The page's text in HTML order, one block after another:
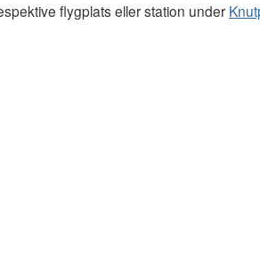
flygplats eller station under